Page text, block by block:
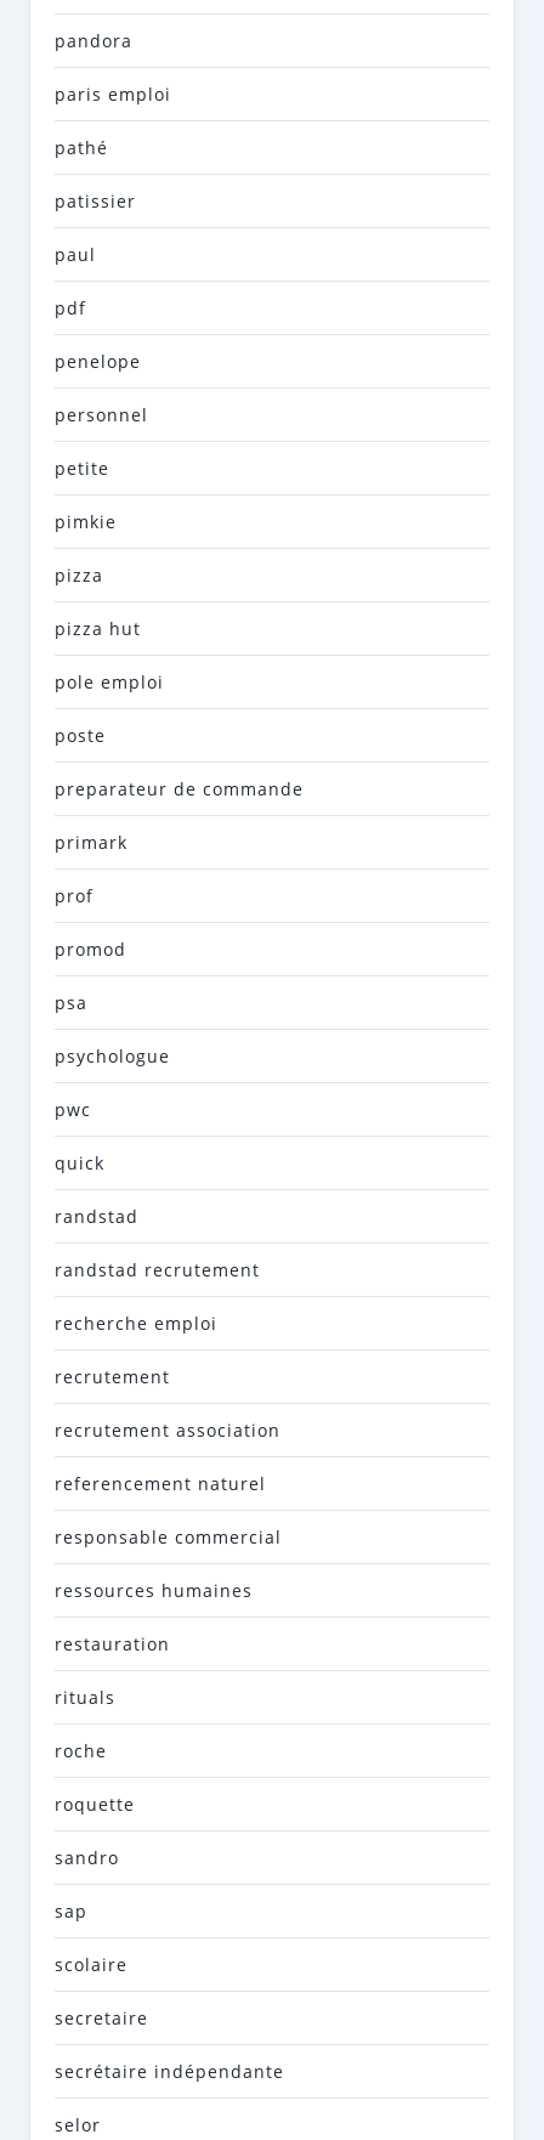
pandora
paris emploi
pathé
patissier
paul
pdf
penelope
personnel
petite
pimkie
pizza
pizza hut
pole emploi
poste
preparateur de commande
primark
prof
promod
psa
psychologue
pwc
quick
randstad
randstad recrutement
recherche emploi
recrutement
recrutement association
referencement naturel
responsable commercial
ressources humaines
restauration
rituals
roche
roquette
sandro
sap
scolaire
secretaire
secrétaire indépendante
selor